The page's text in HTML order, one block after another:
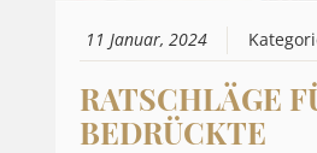
11 Januar, 2024
RATSCHLÄGE
BEDRÜCKTE